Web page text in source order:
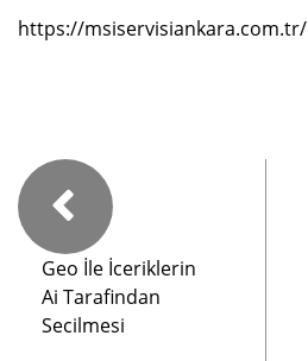
https://msiservisiankara.com.tr/
Geo İle İceriklerin
Ai Tarafindan
Secilmesi